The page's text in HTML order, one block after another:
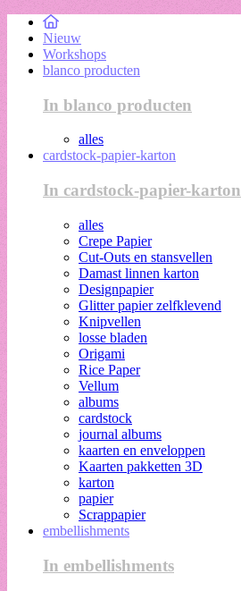
Nieuw
Workshops
blanco producten
In blanco producten
alles
cardstock-papier-karton
In cardstock-papier-karton
alles
Crepe Papier
Cut-Outs en stansvellen
Damast linnen karton
Designpapier
Glitter papier zelfklevend
Knipvellen
losse bladen
Origami
Rice Paper
Vellum
albums
cardstock
journal albums
kaarten en enveloppen
Kaarten pakketten 3D
karton
papier
Scrappapier
embellishments
In embellishments